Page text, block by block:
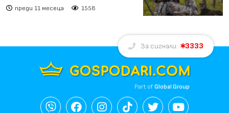
преди 11 месеца 1558
За сигнали: 3333
Part ofGlobal Group